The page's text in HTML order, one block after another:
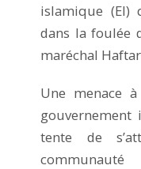
islamique (EI)
dans la foulée
maréchal
Une menace
gouvernement
tente de